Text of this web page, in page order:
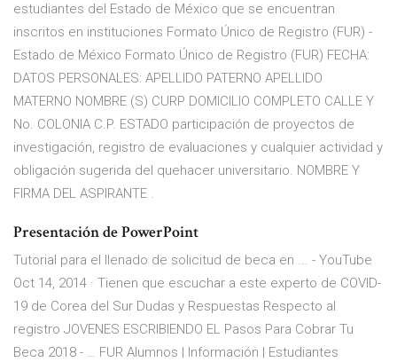
estudiantes del Estado de México que se encuentran
inscritos en instituciones Formato Único de Registro (FUR) -
Estado de México Formato Único de Registro (FUR) FECHA:
DATOS PERSONALES: APELLIDO PATERNO APELLIDO
MATERNO NOMBRE (S) CURP DOMICILIO COMPLETO CALLE Y
No. COLONIA C.P. ESTADO participación de proyectos de
investigación, registro de evaluaciones y cualquier actividad y
obligación sugerida del quehacer universitario. NOMBRE Y
FIRMA DEL ASPIRANTE .
Presentación de PowerPoint
Tutorial para el llenado de solicitud de beca en ... - YouTube
Oct 14, 2014 · Tienen que escuchar a este experto de COVID-
19 de Corea del Sur Dudas y Respuestas Respecto al
registro JOVENES ESCRIBIENDO EL Pasos Para Cobrar Tu
Beca 2018 - … FUR Alumnos | Información | Estudiantes